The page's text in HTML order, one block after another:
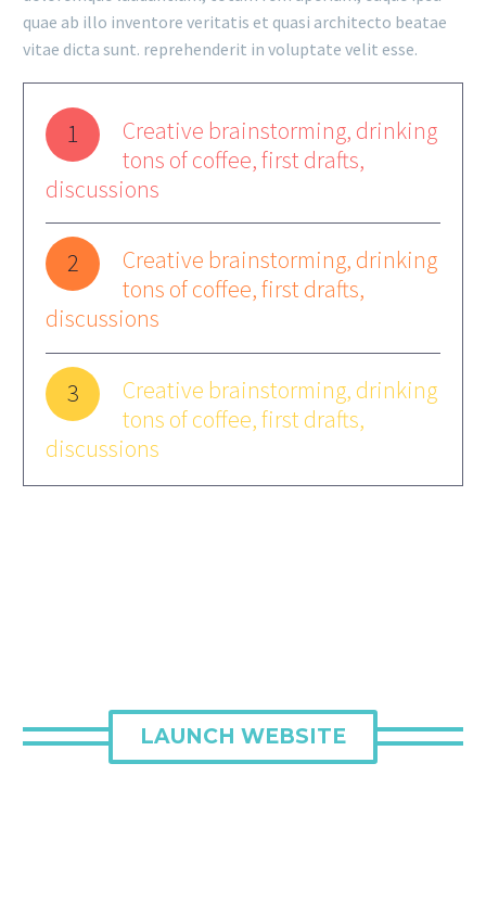
quae ab illo inventore veritatis et quasi architecto beatae
vitae dicta sunt. reprehenderit in voluptate velit esse.
1
Creative brainstorming, drinking
tons of coffee, first drafts,
discussions
2
Creative brainstorming, drinking
tons of coffee, first drafts,
discussions
3
Creative brainstorming, drinking
tons of coffee, first drafts,
discussions
LAUNCH WEBSITE